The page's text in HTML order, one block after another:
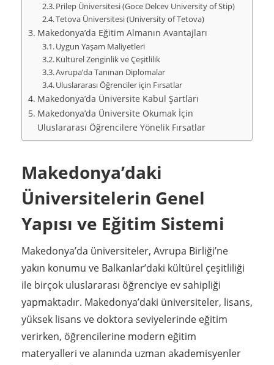
Prilep Üniversitesi (Goce Delcev University of Stip)
Tetova Üniversitesi (University of Tetova)
Makedonya’da Eğitim Almanın Avantajları
Uygun Yaşam Maliyetleri
Kültürel Zenginlik ve Çeşitlilik
Avrupa’da Tanınan Diplomalar
Uluslararası Öğrenciler için Fırsatlar
Makedonya’da Üniversite Kabul Şartları
Makedonya’da Üniversite Okumak İçin
Uluslararası Öğrencilere Yönelik Fırsatlar
Makedonya’daki
Üniversitelerin Genel
Yapısı ve Eğitim Sistemi
Makedonya’da üniversiteler, Avrupa Birliği’ne
yakın konumu ve Balkanlar’daki kültürel çeşitliliği
ile birçok uluslararası öğrenciye ev sahipliği
yapmaktadır. Makedonya’daki üniversiteler, lisans,
yüksek lisans ve doktora seviyelerinde eğitim
verirken, öğrencilerine modern eğitim
materyalleri ve alanında uzman akademisyenler